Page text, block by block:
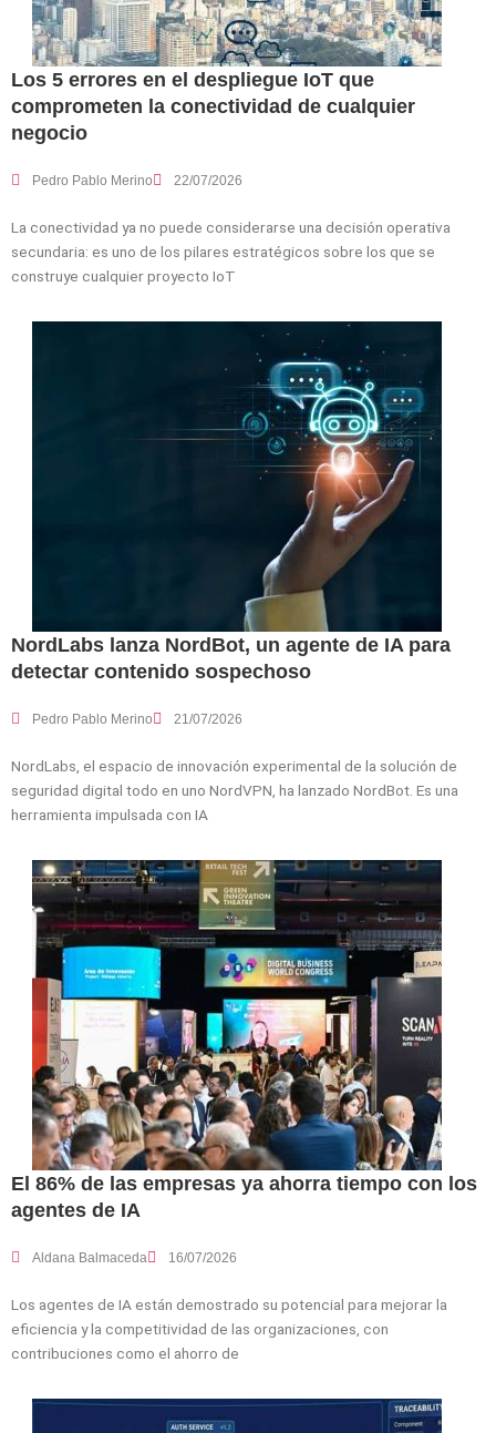
Los 5 errores en el despliegue IoT que
comprometen la conectividad de cualquier
negocio
Pedro Pablo Merino 22/07/2026
La conectividad ya no puede considerarse una decisión operativa
secundaria: es uno de los pilares estratégicos sobre los que se
construye cualquier proyecto IoT
NordLabs lanza NordBot, un agente de IA para
detectar contenido sospechoso
Pedro Pablo Merino 21/07/2026
NordLabs, el espacio de innovación experimental de la solución de
seguridad digital todo en uno NordVPN, ha lanzado NordBot. Es una
herramienta impulsada con IA
El 86% de las empresas ya ahorra tiempo con los
agentes de IA
Aldana Balmaceda 16/07/2026
Los agentes de IA están demostrado su potencial para mejorar la
eficiencia y la competitividad de las organizaciones, con
contribuciones como el ahorro de